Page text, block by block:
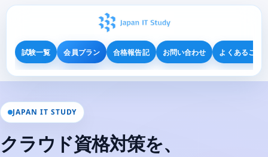
試験一覧 会員プラン 合格報告記 お問い合わせ よくあるご質
JAPAN IT STUDY
クラウド資格対策を、